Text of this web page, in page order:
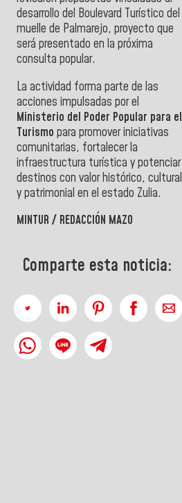
desarrollo del Boulevard Turístico del
muelle de Palmarejo, proyecto que
será presentado en la próxima
consulta popular.
La actividad forma parte de las
acciones impulsadas por el
Ministerio del Poder Popular para el
Turismo para promover iniciativas
comunitarias, fortalecer la
infraestructura turística y potenciar
destinos con valor histórico, cultural
y patrimonial en el estado Zulia.
MINTUR / REDACCIÓN MAZO
Comparte esta noticia: